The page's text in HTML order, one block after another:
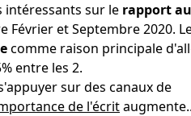
intéressants sur le rapport au
Février et Septembre 2020.
comme raison principale
entre les 2.
sur des canaux de
de l'écrit